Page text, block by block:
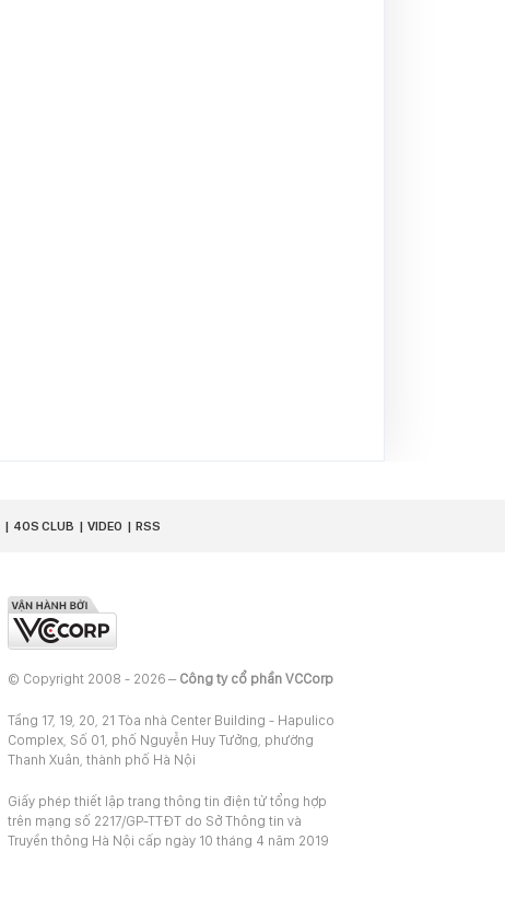
40S CLUB VIDEO RSS
© Copyright 2008 - 2026 – Công ty cổ phần VCCorp
Tầng 17, 19, 20, 21 Tòa nhà Center Building - Hapulico
Complex, Số 01, phố Nguyễn Huy Tưởng, phường
Thanh Xuân, thành phố Hà Nội
Giấy phép thiết lập trang thông tin điện tử tổng hợp
trên mạng số 2217/GP-TTĐT do Sở Thông tin và
Truyền thông Hà Nội cấp ngày 10 tháng 4 năm 2019